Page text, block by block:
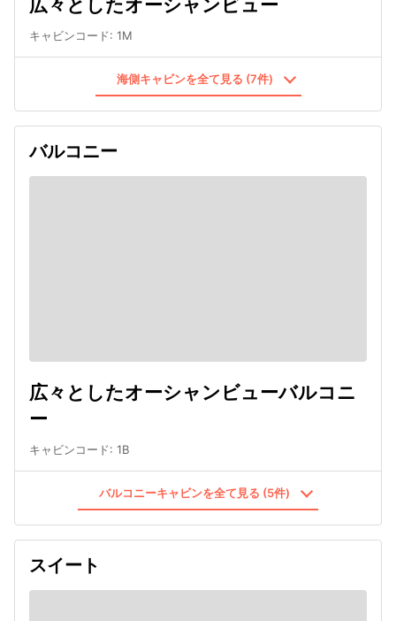
広々としたオーシャンビュー
キャビンコード: 1M
海側キャビンを全て見る (7件)
バルコニー
広々としたオーシャンビューバルコニ
ー
キャビンコード: 1B
バルコニーキャビンを全て見る (5件)
スイート